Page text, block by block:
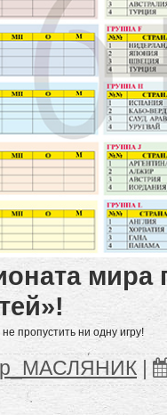
мира
пропустить ни одну игру!
|